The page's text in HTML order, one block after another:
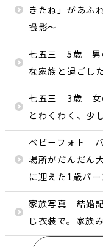
きたね」があふ
撮影〜
七五三 5歳 男
な家族と過ごし
七五三 3歳 女
とわくわく、少
ベビーフォト
場所がだんだん
に迎えた1歳バ
家族写真 結婚
じ衣装で。家族